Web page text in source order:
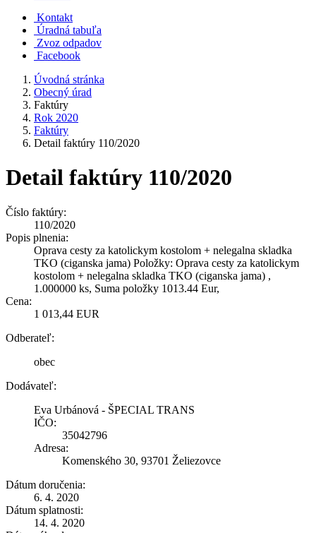
Kontakt
Úradná tabuľa
Zvoz odpadov
Facebook
Úvodná stránka
Obecný úrad
Faktúry
Rok 2020
Faktúry
Detail faktúry 110/2020
Detail faktúry 110/2020
Číslo faktúry:
110/2020
Popis plnenia:
Oprava cesty za katolickym kostolom + nelegalna skladka
TKO (ciganska jama) Položky: Oprava cesty za katolickym
kostolom + nelegalna skladka TKO (ciganska jama) ,
1.000000 ks, Suma položky 1013.44 Eur,
Cena:
1 013,44 EUR
Odberateľ:
obec
Dodávateľ:
Eva Urbánová - ŠPECIAL TRANS
IČO:
35042796
Adresa:
Komenského 30, 93701 Želiezovce
Dátum doručenia:
6. 4. 2020
Dátum splatnosti:
14. 4. 2020